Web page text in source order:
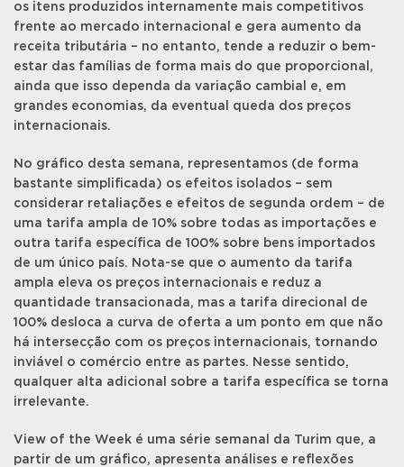
os itens produzidos internamente mais competitivos
frente ao mercado internacional e gera aumento da
receita tributária – no entanto, tende a reduzir o bem-
estar das famílias de forma mais do que proporcional,
ainda que isso dependa da variação cambial e, em
grandes economias, da eventual queda dos preços
internacionais.
No gráfico desta semana, representamos (de forma
bastante simplificada) os efeitos isolados – sem
considerar retaliações e efeitos de segunda ordem – de
uma tarifa ampla de 10% sobre todas as importações e
outra tarifa específica de 100% sobre bens importados
de um único país. Nota-se que o aumento da tarifa
ampla eleva os preços internacionais e reduz a
quantidade transacionada, mas a tarifa direcional de
100% desloca a curva de oferta a um ponto em que não
há intersecção com os preços internacionais, tornando
inviável o comércio entre as partes. Nesse sentido,
qualquer alta adicional sobre a tarifa específica se torna
irrelevante.
View of the Week é uma série semanal da Turim que, a
partir de um gráfico, apresenta análises e reflexões